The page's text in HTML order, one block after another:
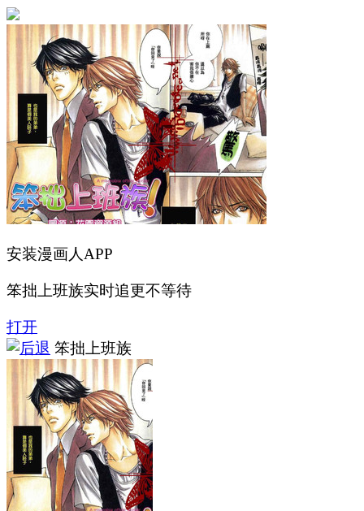
安装漫画人APP
笨拙上班族实时追更不等待
打开
笨拙上班族